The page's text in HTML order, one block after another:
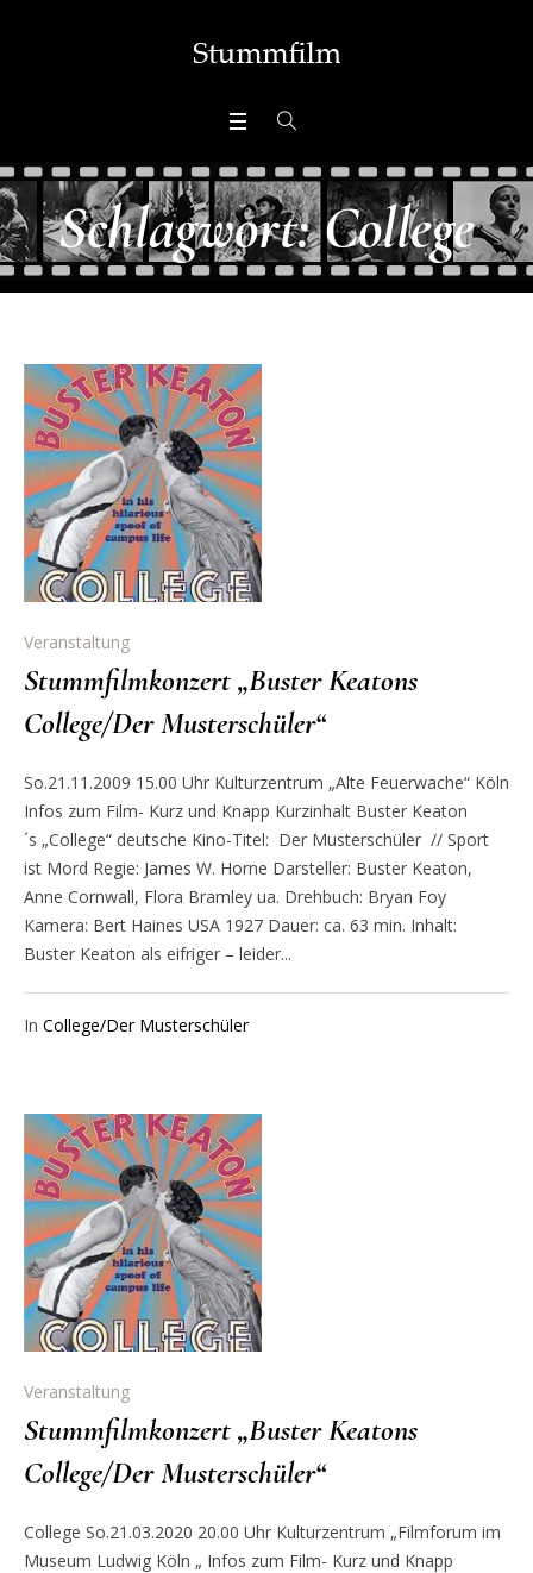
Schlagwort:College
Veranstaltung
Stummfilmkonzert „Buster Keatons
College/Der Musterschüler“
So.21.11.2009 15.00 Uhr Kulturzentrum „Alte Feuerwache“ Köln
Infos zum Film- Kurz und Knapp Kurzinhalt Buster Keaton
´s „College“ deutsche Kino-Titel: Der Musterschüler // Sport
ist Mord Regie: James W. Horne Darsteller: Buster Keaton,
Anne Cornwall, Flora Bramley ua. Drehbuch: Bryan Foy
Kamera: Bert Haines USA 1927 Dauer: ca. 63 min. Inhalt:
Buster Keaton als eifriger – leider...
In College/Der Musterschüler
Veranstaltung
Stummfilmkonzert „Buster Keatons
College/Der Musterschüler“
College So.21.03.2020 20.00 Uhr Kulturzentrum „Filmforum im
Museum Ludwig Köln „ Infos zum Film- Kurz und Knapp